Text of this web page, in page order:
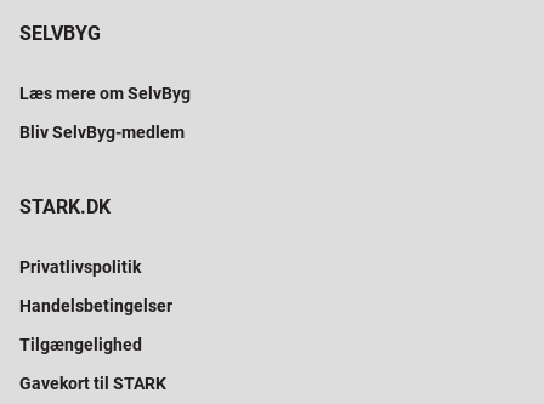
SELVBYG
Læs mere om SelvByg
Bliv SelvByg-medlem
STARK.DK
Privatlivspolitik
Handelsbetingelser
Tilgængelighed
Gavekort til STARK